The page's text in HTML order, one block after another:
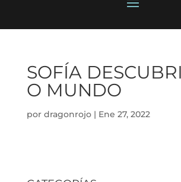
SOFÍA
O MUNDO
por dragonrojo| Ene 27, 2022